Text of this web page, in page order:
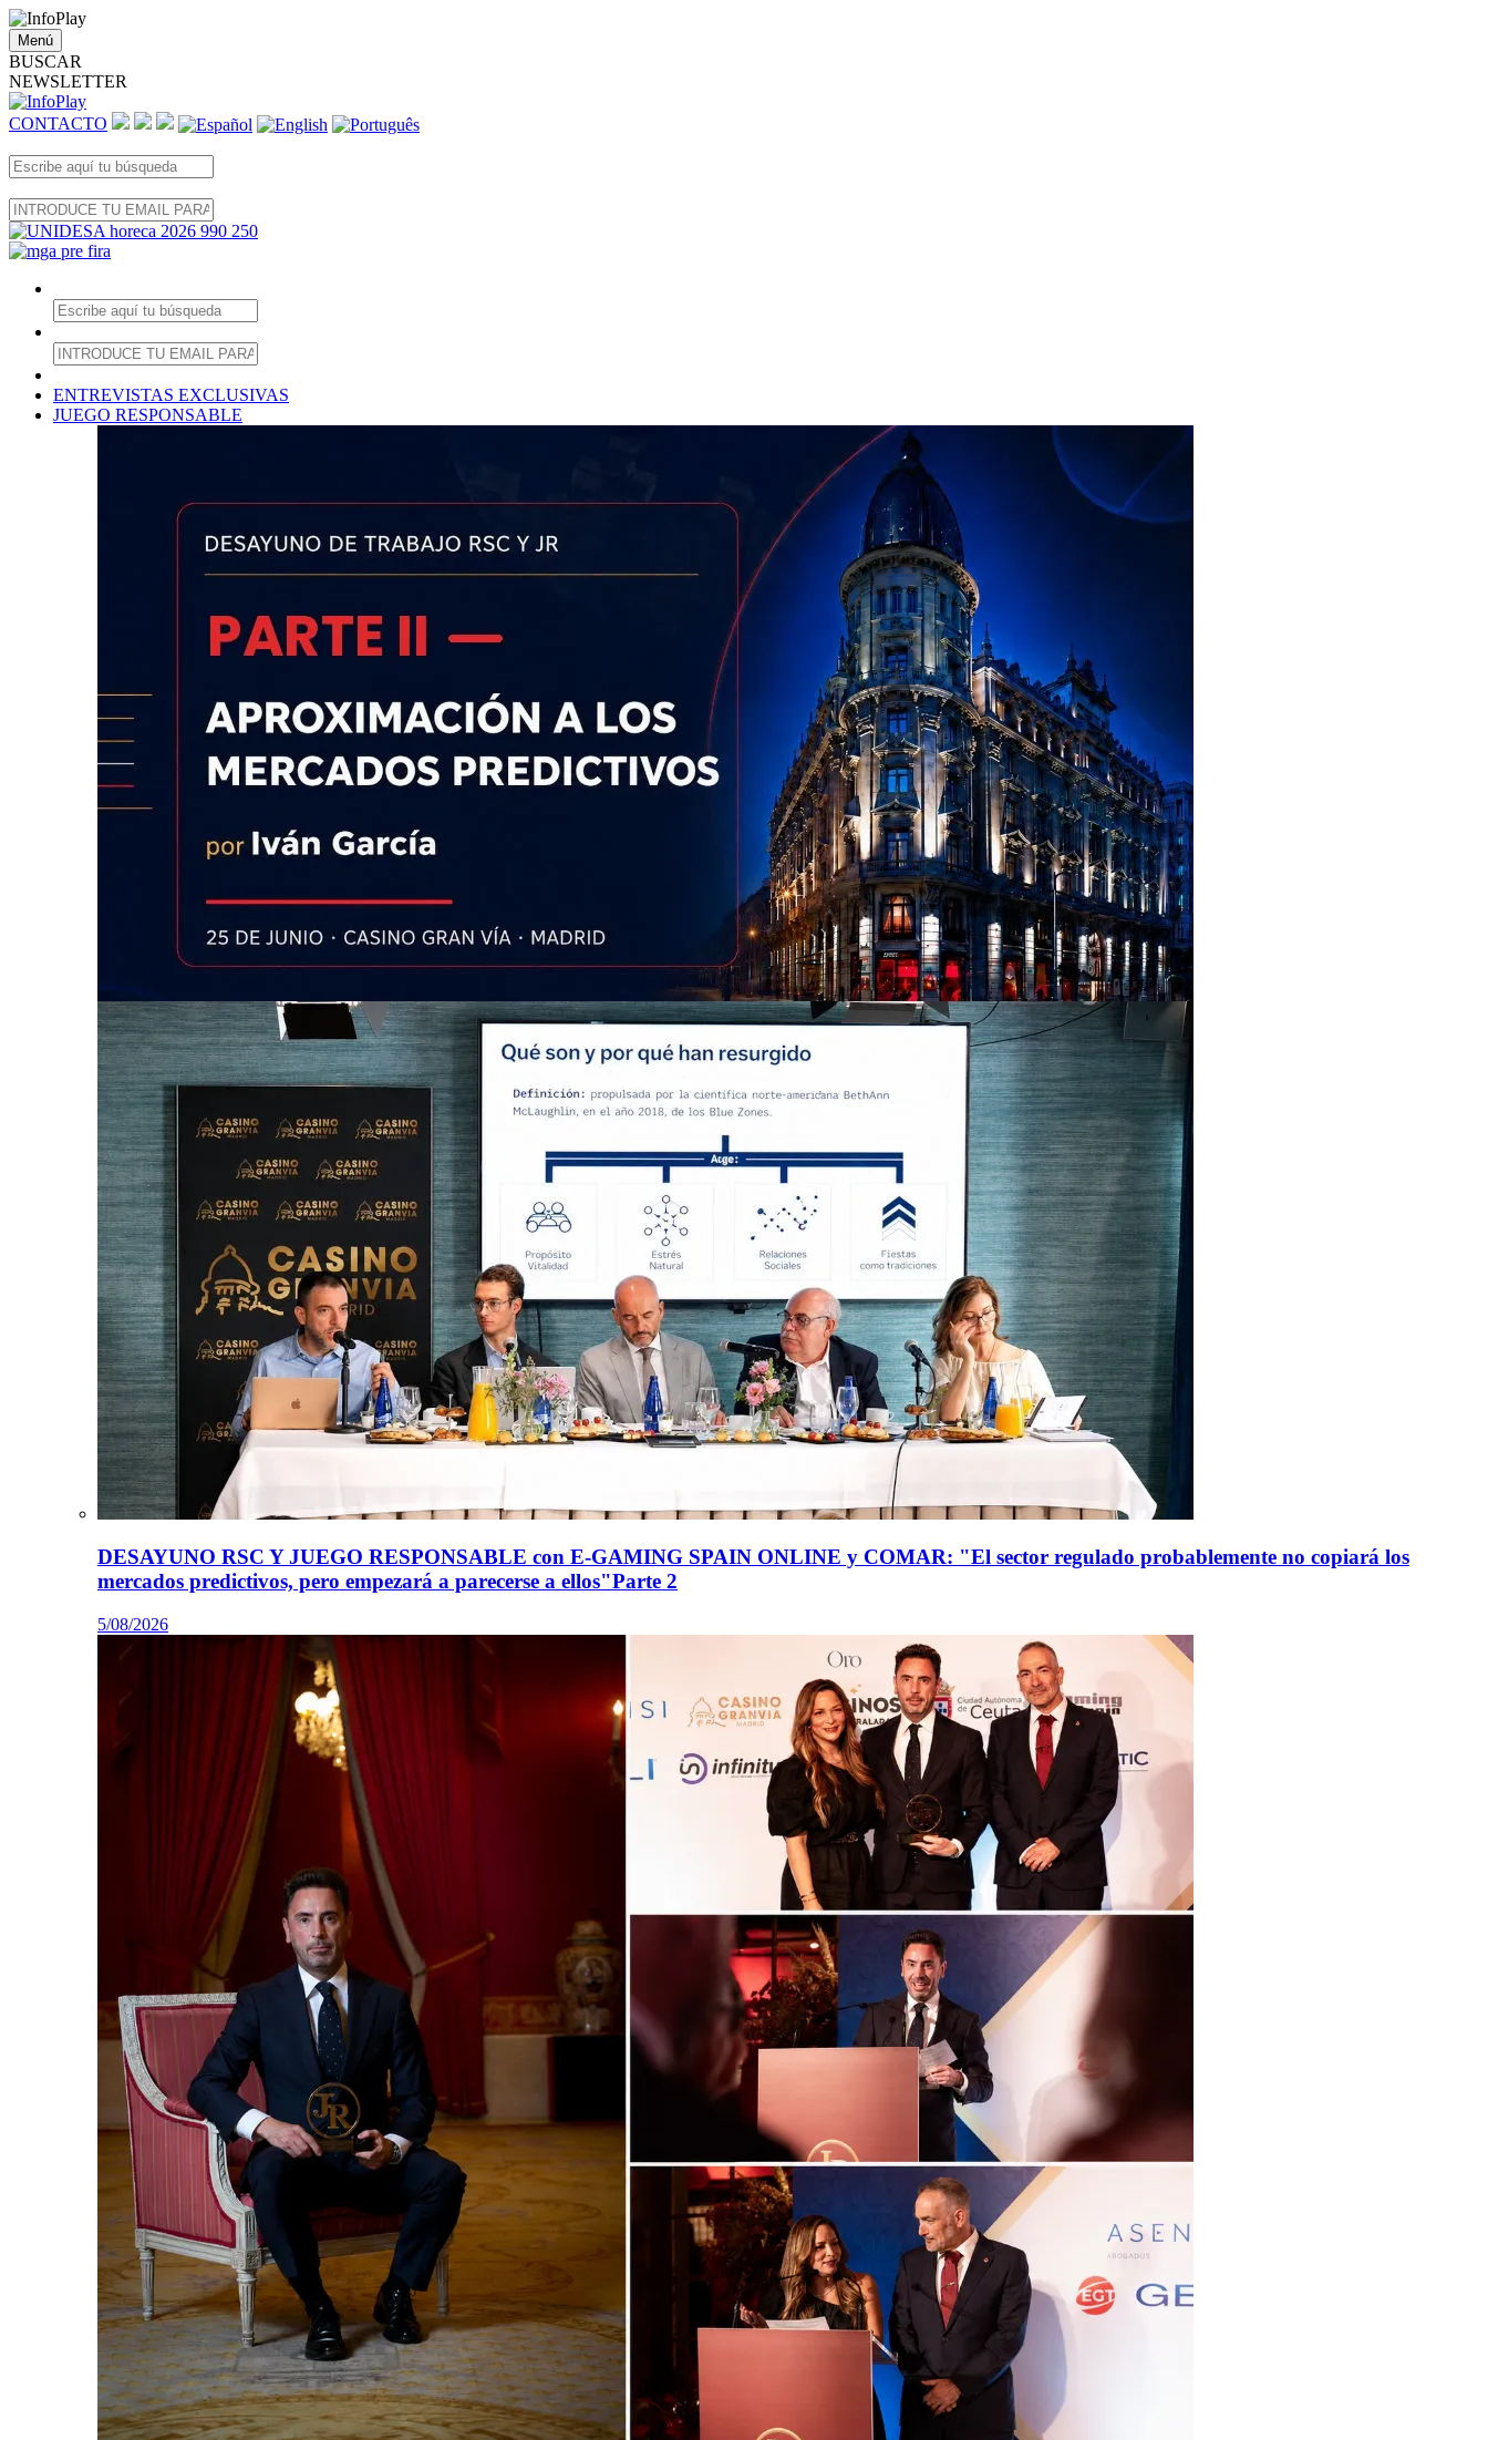
Menú
BUSCAR
NEWSLETTER
CONTACTO
ENTREVISTAS EXCLUSIVAS
JUEGO RESPONSABLE
DESAYUNO RSC Y JUEGO RESPONSABLE con E-GAMING SPAIN ONLINE y COMAR: "El sector regulado probablemente no copiará los
mercados predictivos, pero empezará a parecerse a ellos"Parte 2
5/08/2026